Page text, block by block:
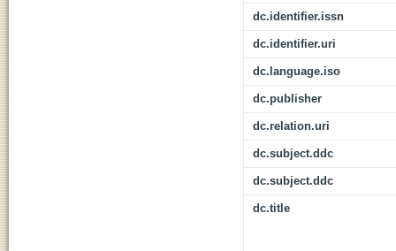
dc.identifier.issn
dc.identifier.uri
dc.language.iso
dc.publisher
dc.relation.uri
dc.subject.ddc
dc.subject.ddc
dc.title